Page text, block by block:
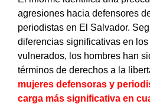
agresiones hacia defensores
periodistas en El Salvador.
diferencias significativas en
vulnerados, los hombres han
términos de derechos a la
mujeres defensoras y
carga más significativa en